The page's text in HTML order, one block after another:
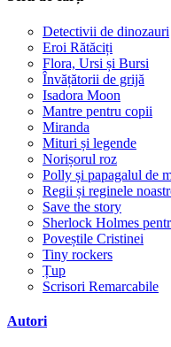
Detectivii de dinozauri
Eroi Rătăciți
Flora, Ursi și Bursi
Învățătorii de grijă
Isadora Moon
Mantre pentru copii
Miranda
Mituri și legende
Norișorul roz
Polly și papagalul de
Regii și reginele
Save the story
Sherlock Holmes
Poveștile Cristinei
Tiny rockers
Țup
Scrisori Remarcabile
Autori